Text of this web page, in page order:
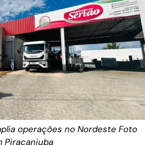
operações no Nordeste Foto
Piracanjuba